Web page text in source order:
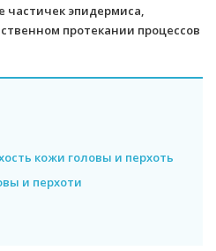
частичек эпидермиса,
протекании процессов
кожи головы и перхоть
и перхоти